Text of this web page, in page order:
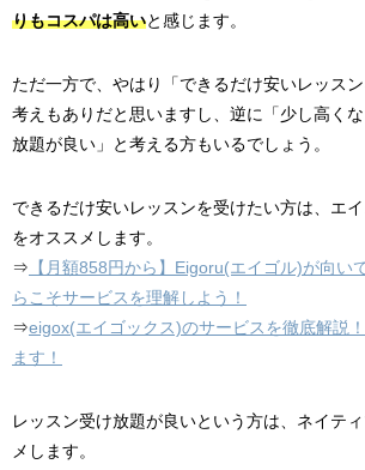
りもコスパは高いと感じます。
ただ一方で、やはり「できるだけ安いレッス
考えもありだと思いますし、逆に「少し高く
放題が良い」と考える方もいるでしょう。
できるだけ安いレッスンを受けたい方は、エ
をオススメします。
⇒ 【月額858円から】Eigoru(エイゴル)が向い
らこそサービスを理解しよう！
⇒eigox(エイゴックス)のサービスを徹底解説
ます！
レッスン受け放題が良いという方は、ネイテ
メします。